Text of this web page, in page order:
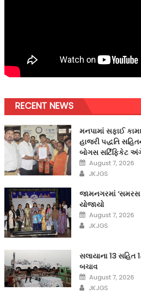
RECENT NEWS
મનપામાં સફાઈ
હાજરી પદ્ધતિ
બોગસ સર્ટિફિકેટ
Posted
on
August 7, 2026
Author
JKJGS
જામનગરમાં ‘સમરસ
યોજાયો
Posted
on
August 7, 2026
Author
JKJGS
સલાયાના 13
બચાવ‎
Posted
on
August 7, 2026
Author
JKJGS